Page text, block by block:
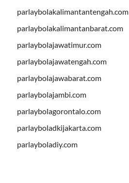
parlaybolakalimantantengah.com
parlaybolakalimantanbarat.com
parlaybolajawatimur.com
parlaybolajawatengah.com
parlaybolajawabarat.com
parlaybolajambi.com
parlaybolagorontalo.com
parlayboladkijakarta.com
parlayboladiy.com